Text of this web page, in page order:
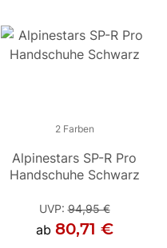
2 Farben
Alpinestars SP-R Pro
Handschuhe Schwarz
UVP:94,95 €
ab80,71 €
2 Farben
Alpinestars SP-R Pro
Handschuhe Schwarz
UVP:94,95 €
ab 80,71 €